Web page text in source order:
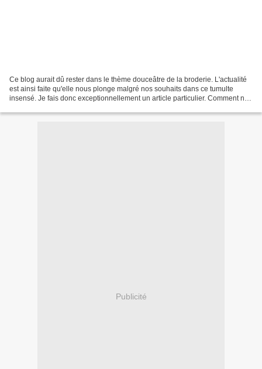
Ce blog aurait dû rester dans le thème douceâtre de la broderie. L'actualité
est ainsi faite qu'elle nous plonge malgré nos souhaits dans ce tumulte
insensé. Je fais donc exceptionnellement un article particulier. Comment ne
Publicité